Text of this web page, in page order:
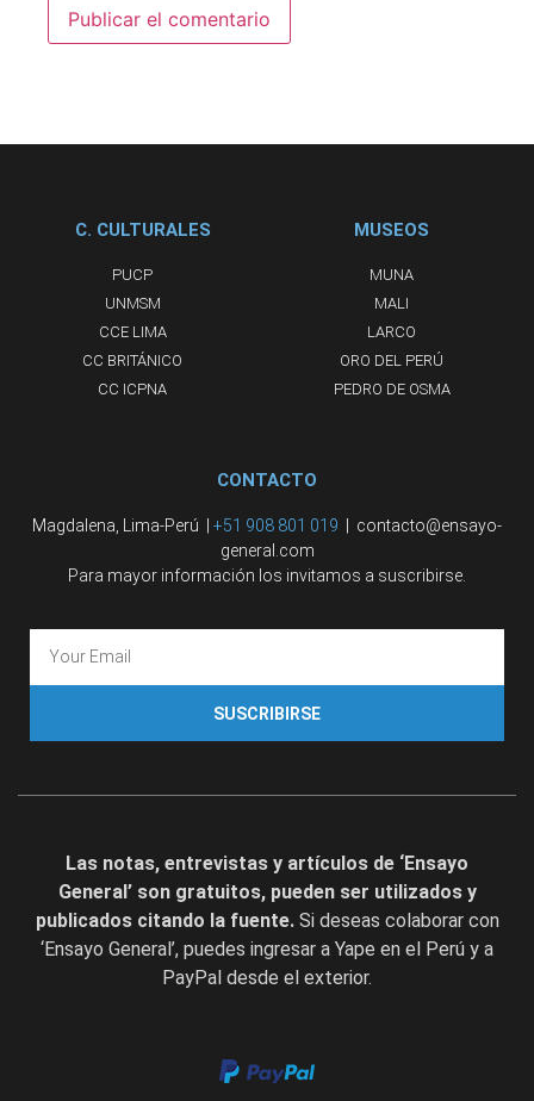
C. CULTURALES
PUCP
UNMSM
CCE LIMA
CC BRITÁNICO
CC ICPNA
MUSEOS
MUNA
MALI
LARCO
ORO DEL PERÚ
PEDRO DE OSMA
CONTACTO
Magdalena, Lima-Perú | +51 908 801 019
| contacto@ensayo-
general.com
Para mayor información los invitamos a suscribirse.
SUSCRIBIRSE
Las notas, entrevistas y artículos de ‘Ensayo
General’ son gratuitos, pueden ser utilizados y
publicados citando la fuente. Si deseas colaborar con
‘Ensayo General’, puedes ingresar a Yape en el Perú y a
PayPal desde el exterior.